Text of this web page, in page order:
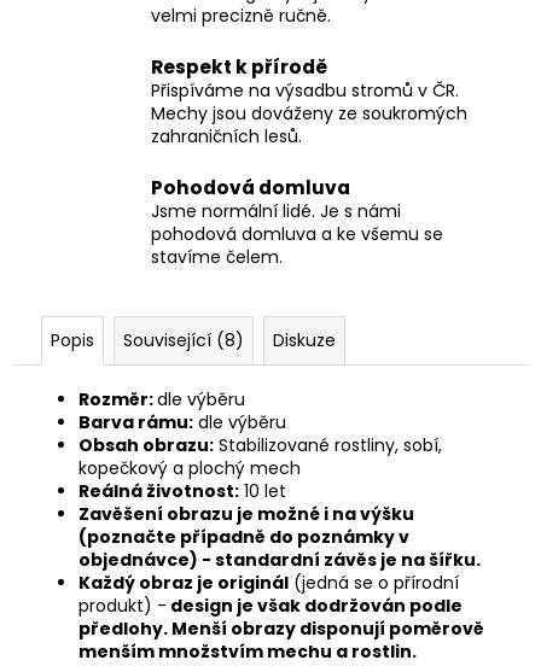
velmi precizně ručně.
Respekt k přírodě
Přispíváme na výsadbu stromů v ČR.
Mechy jsou dováženy ze soukromých
zahraničních lesů.
Pohodová domluva
Jsme normální lidé. Je s námi
pohodová domluva a ke všemu se
stavíme čelem.
Popis Související (8) Diskuze
Rozměr:dle výběru
Barva rámu: dle výběru
Obsah obrazu: Stabilizované rostliny, sobí,
kopečkový a plochý mech
Reálná životnost: 10 let
Zavěšení obrazu je možné i na výšku
(poznačte případně do poznámky v
objednávce) - standardní závěs je na šířku.
Každý obraz je originál (jedná se o přírodní
produkt) - design je však dodržován podle
předlohy. Menší obrazy disponují poměrově
menším množstvím mechu a rostlin.